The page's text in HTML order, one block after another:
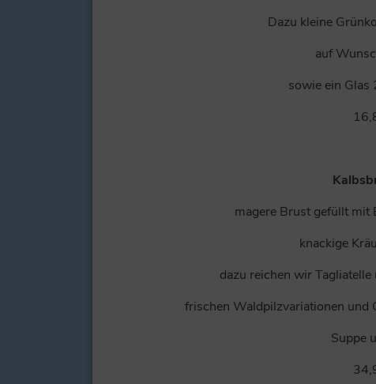
Dazu kleine
auf
sowie ein Glas
magere Brust gefüllt mit
knackige
dazu reichen wir
frischen Waldpilzvariationen und
Suppe